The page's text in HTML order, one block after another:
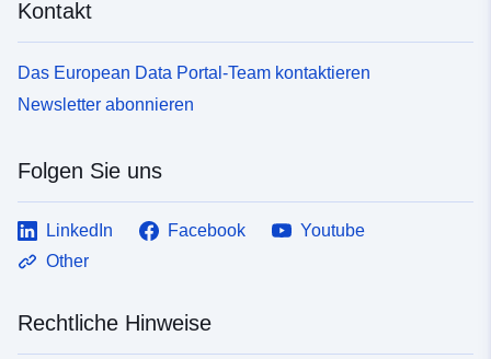
Kontakt
Das European Data Portal-Team kontaktieren
Newsletter abonnieren
Folgen Sie uns
LinkedIn Facebook
Youtube
Other
Rechtliche Hinweise